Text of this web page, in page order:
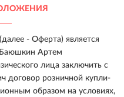
- Оферта) является
Артем
лица заключить с
договор розничной купли-
образом на условиях,